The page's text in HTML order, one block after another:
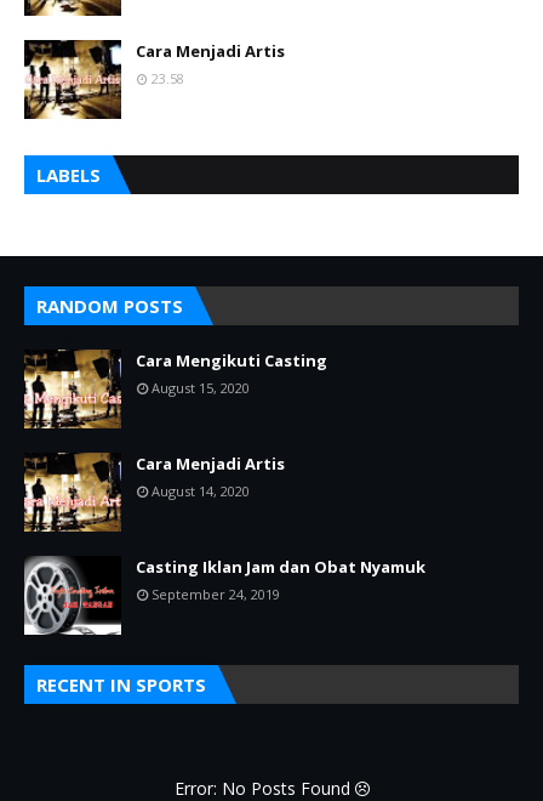
Cara Menjadi Artis
23.58
LABELS
RANDOM POSTS
Cara Mengikuti Casting
August 15, 2020
Cara Menjadi Artis
August 14, 2020
Casting Iklan Jam dan Obat Nyamuk
September 24, 2019
RECENT IN SPORTS
Error: No Posts Found